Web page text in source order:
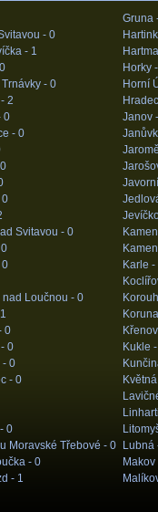
- 0
- 1
0
- 0
2
0
- 0
0
0
Svitavou - 0
0
0
Loučnou - 0
1
0
0
- 0
- 0
0
Moravské Třebové - 0
- 0
- 1
Gruna
Horky -
Horní
Janov -
Karle -
Kukle -
Lubná
Makov